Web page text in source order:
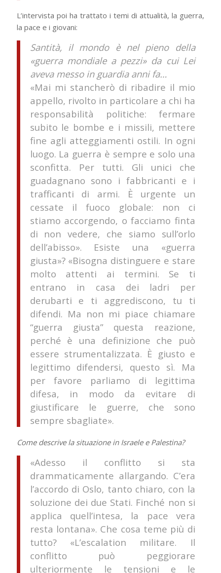
L’intervista poi ha trattato i temi di attualità, la guerra,
la pace e i giovani:
Santità, il mondo è nel pieno della
«guerra mondiale a pezzi» da cui Lei
aveva messo in guardia anni fa…
«Mai mi stancherò di ribadire il mio
appello, rivolto in particolare a chi ha
responsabilità politiche: fermare
subito le bombe e i missili, mettere
fine agli atteggiamenti ostili. In ogni
luogo. La guerra è sempre e solo una
sconfitta. Per tutti. Gli unici che
guadagnano sono i fabbricanti e i
trafficanti di armi. È urgente un
cessate il fuoco globale: non ci
stiamo accorgendo, o facciamo finta
di non vedere, che siamo sull’orlo
dell’abisso». Esiste una «guerra
giusta»? «Bisogna distinguere e stare
molto attenti ai termini. Se ti
entrano in casa dei ladri per
derubarti e ti aggrediscono, tu ti
difendi. Ma non mi piace chiamare
“guerra giusta” questa reazione,
perché è una definizione che può
essere strumentalizzata. È giusto e
legittimo difendersi, questo sì. Ma
per favore parliamo di legittima
difesa, in modo da evitare di
giustificare le guerre, che sono
sempre sbagliate».
Come descrive la situazione in Israele e Palestina?
«Adesso il conflitto si sta
drammaticamente allargando. C’era
l’accordo di Oslo, tanto chiaro, con la
soluzione dei due Stati. Finché non si
applica quell’intesa, la pace vera
resta lontana». Che cosa teme più di
tutto? «L’escalation militare. Il
conflitto può peggiorare
ulteriormente le tensioni e le